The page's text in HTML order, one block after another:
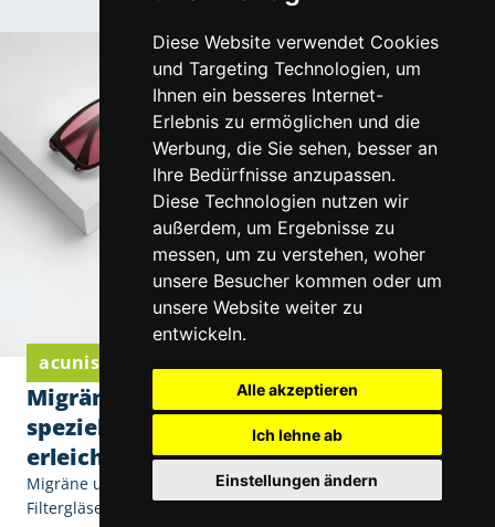
Diese Website verwendet Cookies
und Targeting Technologien, um
Ihnen ein besseres Internet-
Erlebnis zu ermöglichen und die
Werbung, die Sie sehen, besser an
Ihre Bedürfnisse anzupassen.
Diese Technologien nutzen wir
außerdem, um Ergebnisse zu
messen, um zu verstehen, woher
unsere Besucher kommen oder um
unsere Website weiter zu
entwickeln.
Alle akzeptieren
Ich lehne ab
Einstellungen ändern
Lieferpartner.
acunis Komfortgläser von Eschenbach Optik
Migräne und Lichtempfindlichkeit: Wie
spezielle Filtergläser den Alltag
erleichtern
Migräne und Lichtempfindlichkeit: Wie spezielle
Filtergläser den Alltag erleichtern